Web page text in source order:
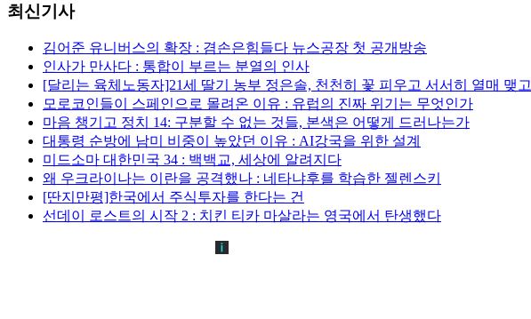
최신기사
김어준 유니버스의 확장 : 겸손은힘들다 뉴스공장 첫 공개방송
인사가 만사다 : 통합이 부르는 분열의 인사
[달리는 육체노동자]21세 딸기 농부 정은솔, 천천히 꽃 피우고 서서히 열매 맺고
모로코인들이 스페인으로 몰려온 이유 : 유럽의 진짜 위기는 무엇인가
마음 챙기고 정치 14: 구분할 수 없는 것들, 본색은 어떻게 드러나는가
대통령 순방에 남미 비중이 높았던 이유 : AI강국을 위한 설계
미드소마 대한민국 34 : 백백교, 세상에 알려지다
왜 우크라이나는 이란을 공격했나 : 네타냐후를 학습한 젤렌스키
[딴지만평]한국에서 주식투자를 한다는 건
선데이 로스트의 시작 2 : 치킨 티카 마살라는 영국에서 탄생했다